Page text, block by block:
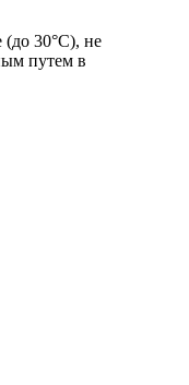
(до 30°C), не
путем в